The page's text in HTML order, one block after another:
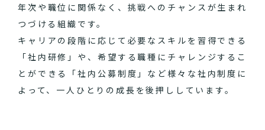
年次や職位に関係なく、挑戦へのチャンスが生まれ
つづける組織です。
キャリアの段階に応じて必要なスキルを習得できる
「社内研修」や、希望する職種にチャレンジするこ
とができる「社内公募制度」など様々な社内制度に
よって、一人ひとりの成長を後押ししています。